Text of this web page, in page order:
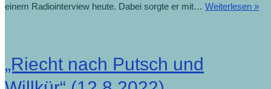
einem Radiointerview heute. Dabei sorgte er mit… Weiterlesen »
„Riecht nach Putsch und